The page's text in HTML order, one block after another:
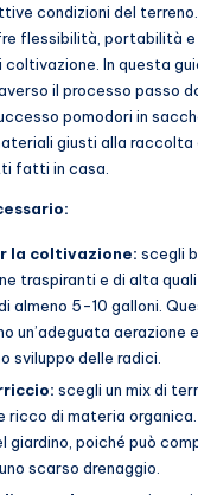
condizioni del
flessibilità, portabilità e
coltivazione. In questa
il processo passo
pomodori in
giusti alla raccolta
fatti in casa.
la coltivazione: scegli
traspiranti e di alta
almeno 5-10 galloni.
un’adeguata aerazione
sviluppo delle radici.
scegli un mix di
ricco di materia
giardino, poiché può
scarso drenaggio.